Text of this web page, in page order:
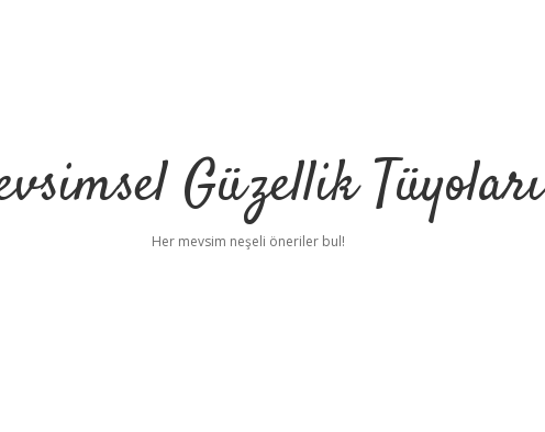
Güzellik Tüyoları
Her mevsim neşeli öneriler bul!